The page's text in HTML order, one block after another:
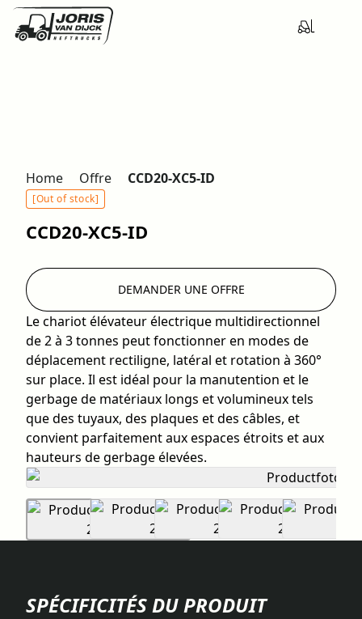
Home Offre CCD20-XC5-ID
[Out of stock]
CCD20-XC5-ID
Le chariot élévateur électrique multidirectionnel
de 2 à 3 tonnes peut fonctionner en modes de
déplacement rectiligne, latéral et rotation à 360°
sur place. Il est idéal pour la manutention et le
gerbage de matériaux longs et volumineux tels
que des tuyaux, des plaques et des câbles, et
convient parfaitement aux espaces étroits et aux
hauteurs de gerbage élevées.
DEMANDER UNE OFFRE
SPÉCIFICITÉS DU PRODUIT